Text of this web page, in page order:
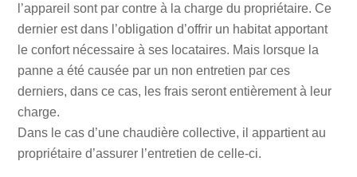
l’appareil sont par contre à la charge du propriétaire. Ce
dernier est dans l’obligation d’offrir un habitat apportant
le confort nécessaire à ses locataires. Mais lorsque la
panne a été causée par un non entretien par ces
derniers, dans ce cas, les frais seront entièrement à leur
charge.
Dans le cas d’une chaudière collective, il appartient au
propriétaire d’assurer l’entretien de celle-ci.